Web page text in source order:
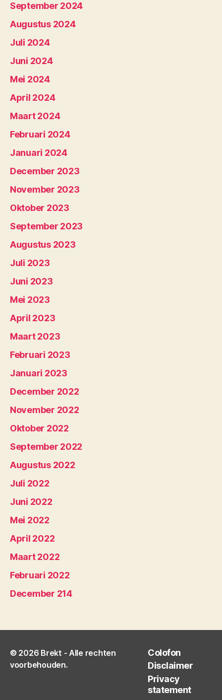
September 2024
Augustus 2024
Juli 2024
Juni 2024
Mei 2024
April 2024
Maart 2024
Februari 2024
Januari 2024
December 2023
November 2023
Oktober 2023
September 2023
Augustus 2023
Juli 2023
Juni 2023
Mei 2023
April 2023
Maart 2023
Februari 2023
Januari 2023
December 2022
November 2022
Oktober 2022
September 2022
Augustus 2022
Juli 2022
Juni 2022
Mei 2022
April 2022
Maart 2022
Februari 2022
December 214
© 2026 Brekt - Alle rechten
voorbehouden.
Colofon
Disclaimer
Privacy
statement